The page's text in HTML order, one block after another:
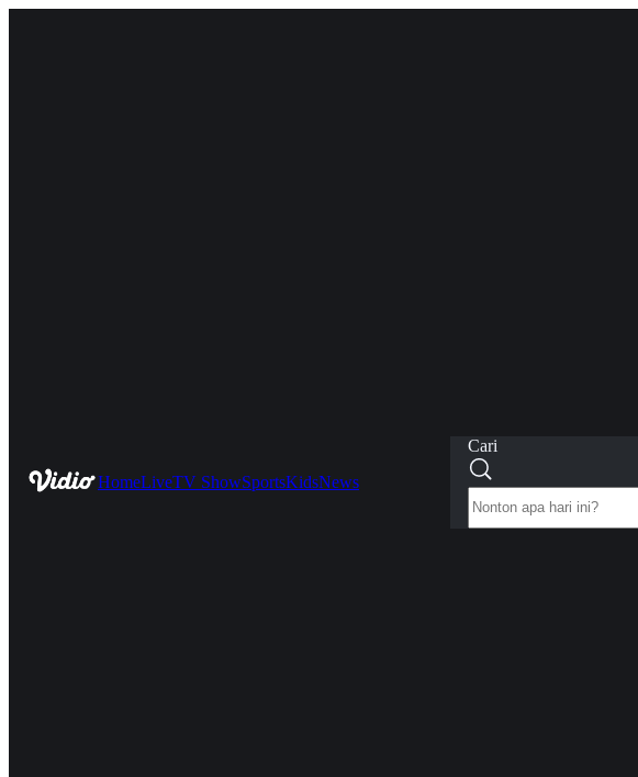
HomeLiveTV ShowSportsKidsNews
Cari